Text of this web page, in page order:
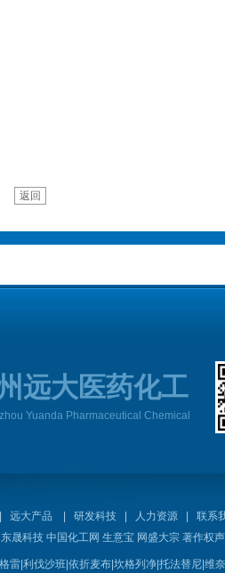
返回
远大医药化工
Yuanda Pharmaceutical Chemical
远大产品 研发科技 人力资源 联系
东晟科技 中国化工网 生意宝 网盛大宗 著作权
雷| 利伐沙班| 依折麦布| 坎格列净| 托法替尼| 维